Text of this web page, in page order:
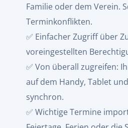
Familie oder dem Verein.
Terminkonflikten.
✅ Einfacher Zugriff über
voreingestellten
✅ Von überall zugreifen:
auf dem Handy, Tablet
synchron.
✅ Wichtige Termine